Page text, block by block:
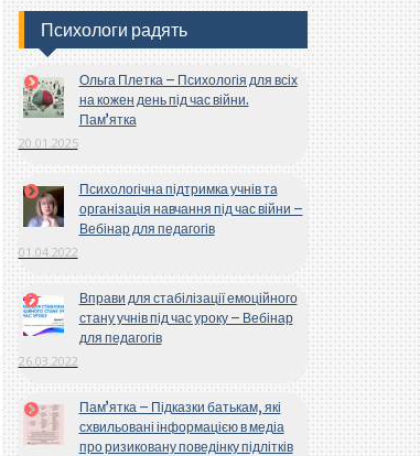
Психологи радять
Ольга Плетка – Психологія для всіх
на кожен день під час війни.
Пам’ятка
20.01.2025
Психологічна підтримка учнів та
організація навчання під час війни –
Вебінар для педагогів
01.04.2022
Вправи для стабілізації емоційного
стану учнів під час уроку – Вебінар
для педагогів
26.03.2022
Пам’ятка – Підказки батькам, які
схвильовані інформацією в медіа
про ризиковану поведінку підлітків